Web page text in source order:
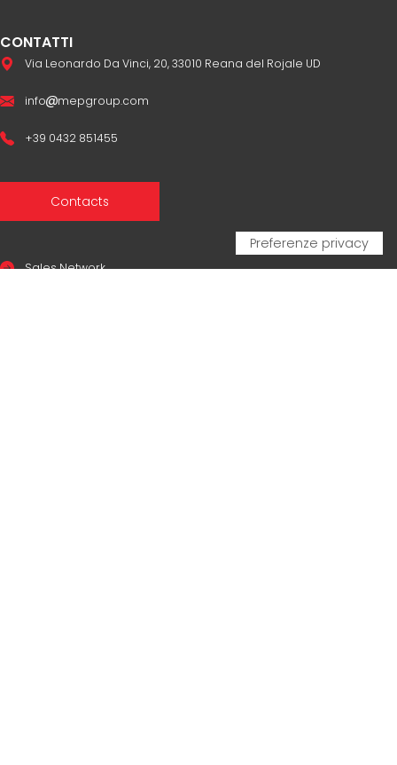
CONTATTI
Via Leonardo Da Vinci, 20, 33010 Reana del Rojale UD
info mepgroup.com
+39 0432 851455
Contacts
Sales Network